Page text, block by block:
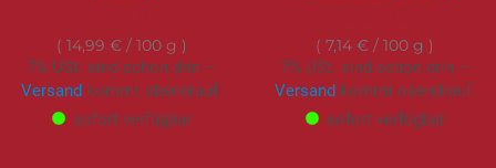
14,99 €/ 100 g
7% USt. sind schon drin –
Versand kommt obendrauf.
sofort verfügbar
7,14 € / 100 g
7% USt. sind schon drin –
Versand kommt obendrauf.
sofort verfügbar